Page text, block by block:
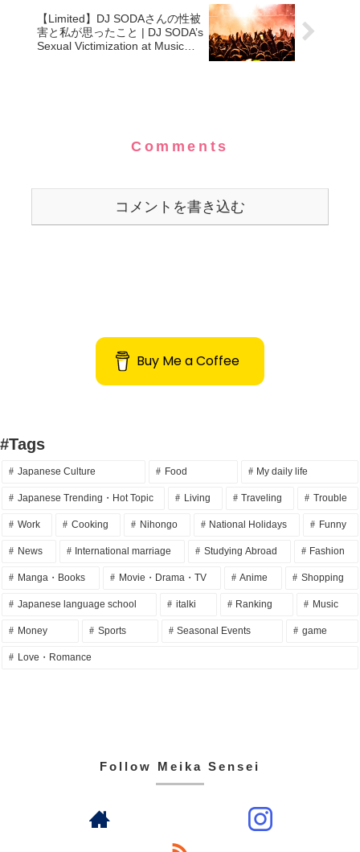
【Limited】DJ SODAさんの性被
害と私が思ったこと | DJ SODA’s
Sexual Victimization at Music
Comments
コメントを書き込む
Buy Me a Coffee
#Tags
Japanese Culture Food My daily life
Japanese Trending・Hot Topic Living Traveling Trouble
Work Cooking Nihongo National Holidays Funny
News International marriage Studying Abroad Fashion
Manga・Books Movie・Drama・TV Anime Shopping
Japanese language school italki Ranking Music
Money Sports Seasonal Events game
Love・Romance
Follow Meika Sensei